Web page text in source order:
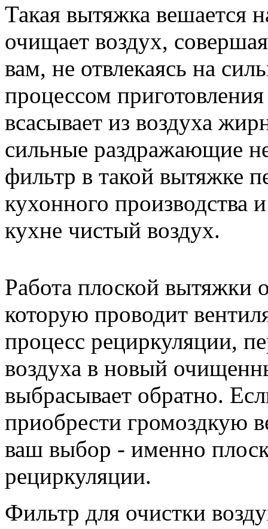
Такая вытяжка вешается
очищает воздух,
вам, не отвлекаясь на
процессом
всасывает из воздуха
сильные раздражающие
фильтр в такой вытяжке
кухонного производства
кухне чистый воздух.
Работа плоской вытяжки
которую проводит
процесс рециркуляции,
воздуха в новый
выбрасывает обратно.
приобрести громоздкую
ваш выбор - именно
рециркуляции.
Фильтр для очистки